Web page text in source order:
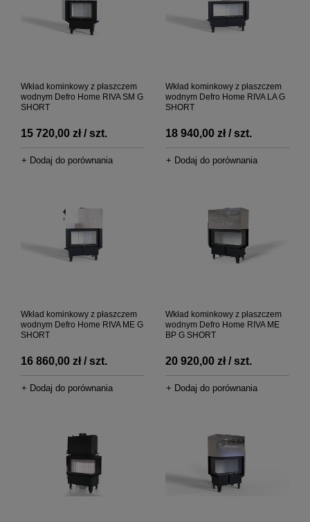
Wkład kominkowy z płaszczem
wodnym Defro Home RIVA SM G
SHORT
15 720,00 zł / szt.
+ Dodaj do porównania
Wkład kominkowy z płaszczem
wodnym Defro Home RIVA LA G
SHORT
18 940,00 zł / szt.
+ Dodaj do porównania
Wkład kominkowy z płaszczem
wodnym Defro Home RIVA ME G
SHORT
16 860,00 zł / szt.
+ Dodaj do porównania
Wkład kominkowy z płaszczem
wodnym Defro Home RIVA ME
BP G SHORT
20 920,00 zł / szt.
+ Dodaj do porównania